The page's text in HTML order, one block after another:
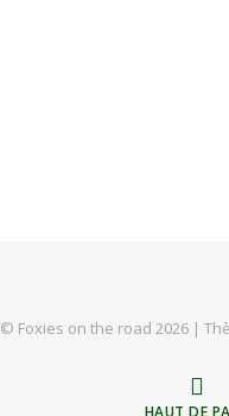
© Foxies on the road 2026 |
HAUT DE